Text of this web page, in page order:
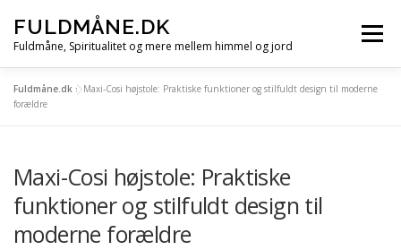
indhold
FULDMÅNE.DK
Fuldmåne, Spiritualitet og mere mellem himmel og jord
Menu
FORSIDE
MÅNE, SOL OG STJERNER ALLE ARTIKLER
Fuldmåne.dk »Maxi-Cosi højstole: Praktiske funktioner og stilfuldt design til moderne
forældre
Maxi-Cosi højstole: Praktiske
funktioner og stilfuldt design til
moderne forældre